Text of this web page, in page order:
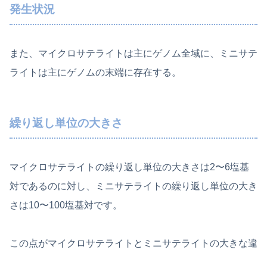
発生状況
また、マイクロサテライトは主にゲノム全域に、ミニサテ
ライトは主にゲノムの末端に存在する。
繰り返し単位の大きさ
マイクロサテライトの繰り返し単位の大きさは2〜6塩基
対であるのに対し、ミニサテライトの繰り返し単位の大き
さは10〜100塩基対です。
この点がマイクロサテライトとミニサテライトの大きな違